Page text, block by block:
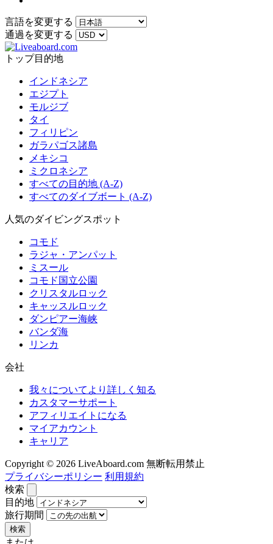
言語を変更する
通過を変更する
トップ目的地
インドネシア
エジプト
モルジブ
タイ
フィリピン
ガラパゴス諸島
メキシコ
ミクロネシア
すべての目的地 (A-Z)
すべてのダイブボート (A-Z)
人気のダイビングスポット
コモド
ラジャ・アンパット
ミスール
コモド国立公園
クリスタルロック
キャッスルロック
ダンピアー海峡
バンダ海
リンカ
会社
我々についてより詳しく知る
カスタマーサポート
アフィリエイトになる
マイアカウント
キャリア
Copyright © 2026 LiveAboard.com 無断転用禁止
プライバシーポリシー 利用規約
検索
目的地
旅行期間
検索